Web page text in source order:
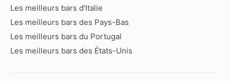
Les meilleurs bars d'Italie
Les meilleurs bars des Pays-Bas
Les meilleurs bars du Portugal
Les meilleurs bars des États-Unis